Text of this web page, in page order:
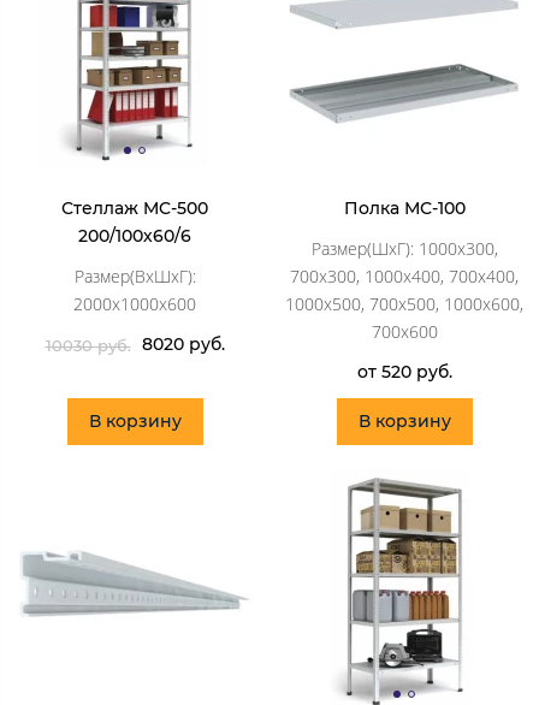
Стеллаж MC-500
200/100х60/6
Размер(ВхШхГ):
2000х1000х600
10030 руб. 8020 руб.
В корзину
Полка МС-100
Размер(ШхГ): 1000х300,
700х300, 1000х400, 700х400,
1000х500, 700х500, 1000х600,
700х600
от 520 руб.
В корзину